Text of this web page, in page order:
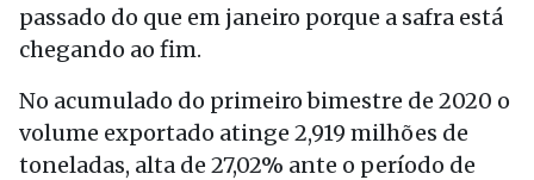
passado do que em janeiro porque a safra está
chegando ao fim.
No acumulado do primeiro bimestre de 2020 o
volume exportado atinge 2,919 milhões de
toneladas, alta de 27,02% ante o período de